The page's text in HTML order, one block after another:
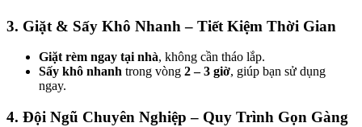
3. Giặt & Sấy Khô Nhanh – Tiết Kiệm Thời Gian
Giặt rèm ngay tại nhà, không cần tháo lắp.
Sấy khô nhanh trong vòng 2 – 3 giờ, giúp bạn sử dụng
ngay.
4. Đội Ngũ Chuyên Nghiệp – Quy Trình Gọn Gàng